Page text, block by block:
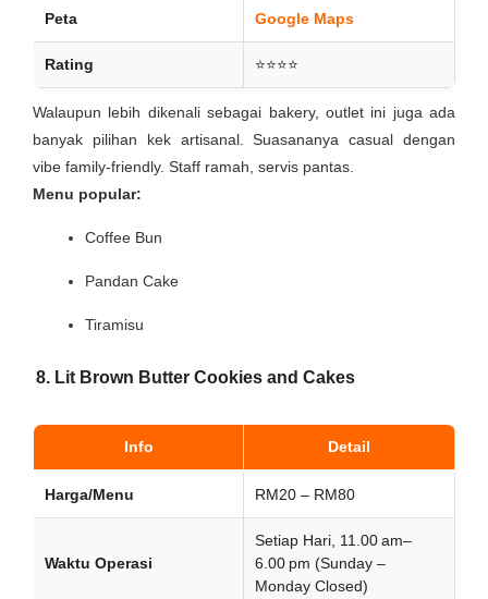
Peta Google Maps
Rating ⭐⭐⭐⭐
Walaupun lebih dikenali sebagai bakery, outlet ini juga ada
banyak pilihan kek artisanal. Suasananya casual dengan
vibe family-friendly. Staff ramah, servis pantas.
Menu popular:
Coffee Bun
Pandan Cake
Tiramisu
8. Lit Brown Butter Cookies and Cakes
Info Detail
Harga/Menu RM20 – RM80
Waktu Operasi
Setiap Hari, 11.00 am–
6.00 pm (Sunday –
Monday Closed)